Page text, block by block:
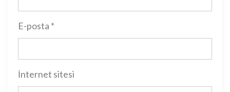
E-posta *
İnternet sitesi